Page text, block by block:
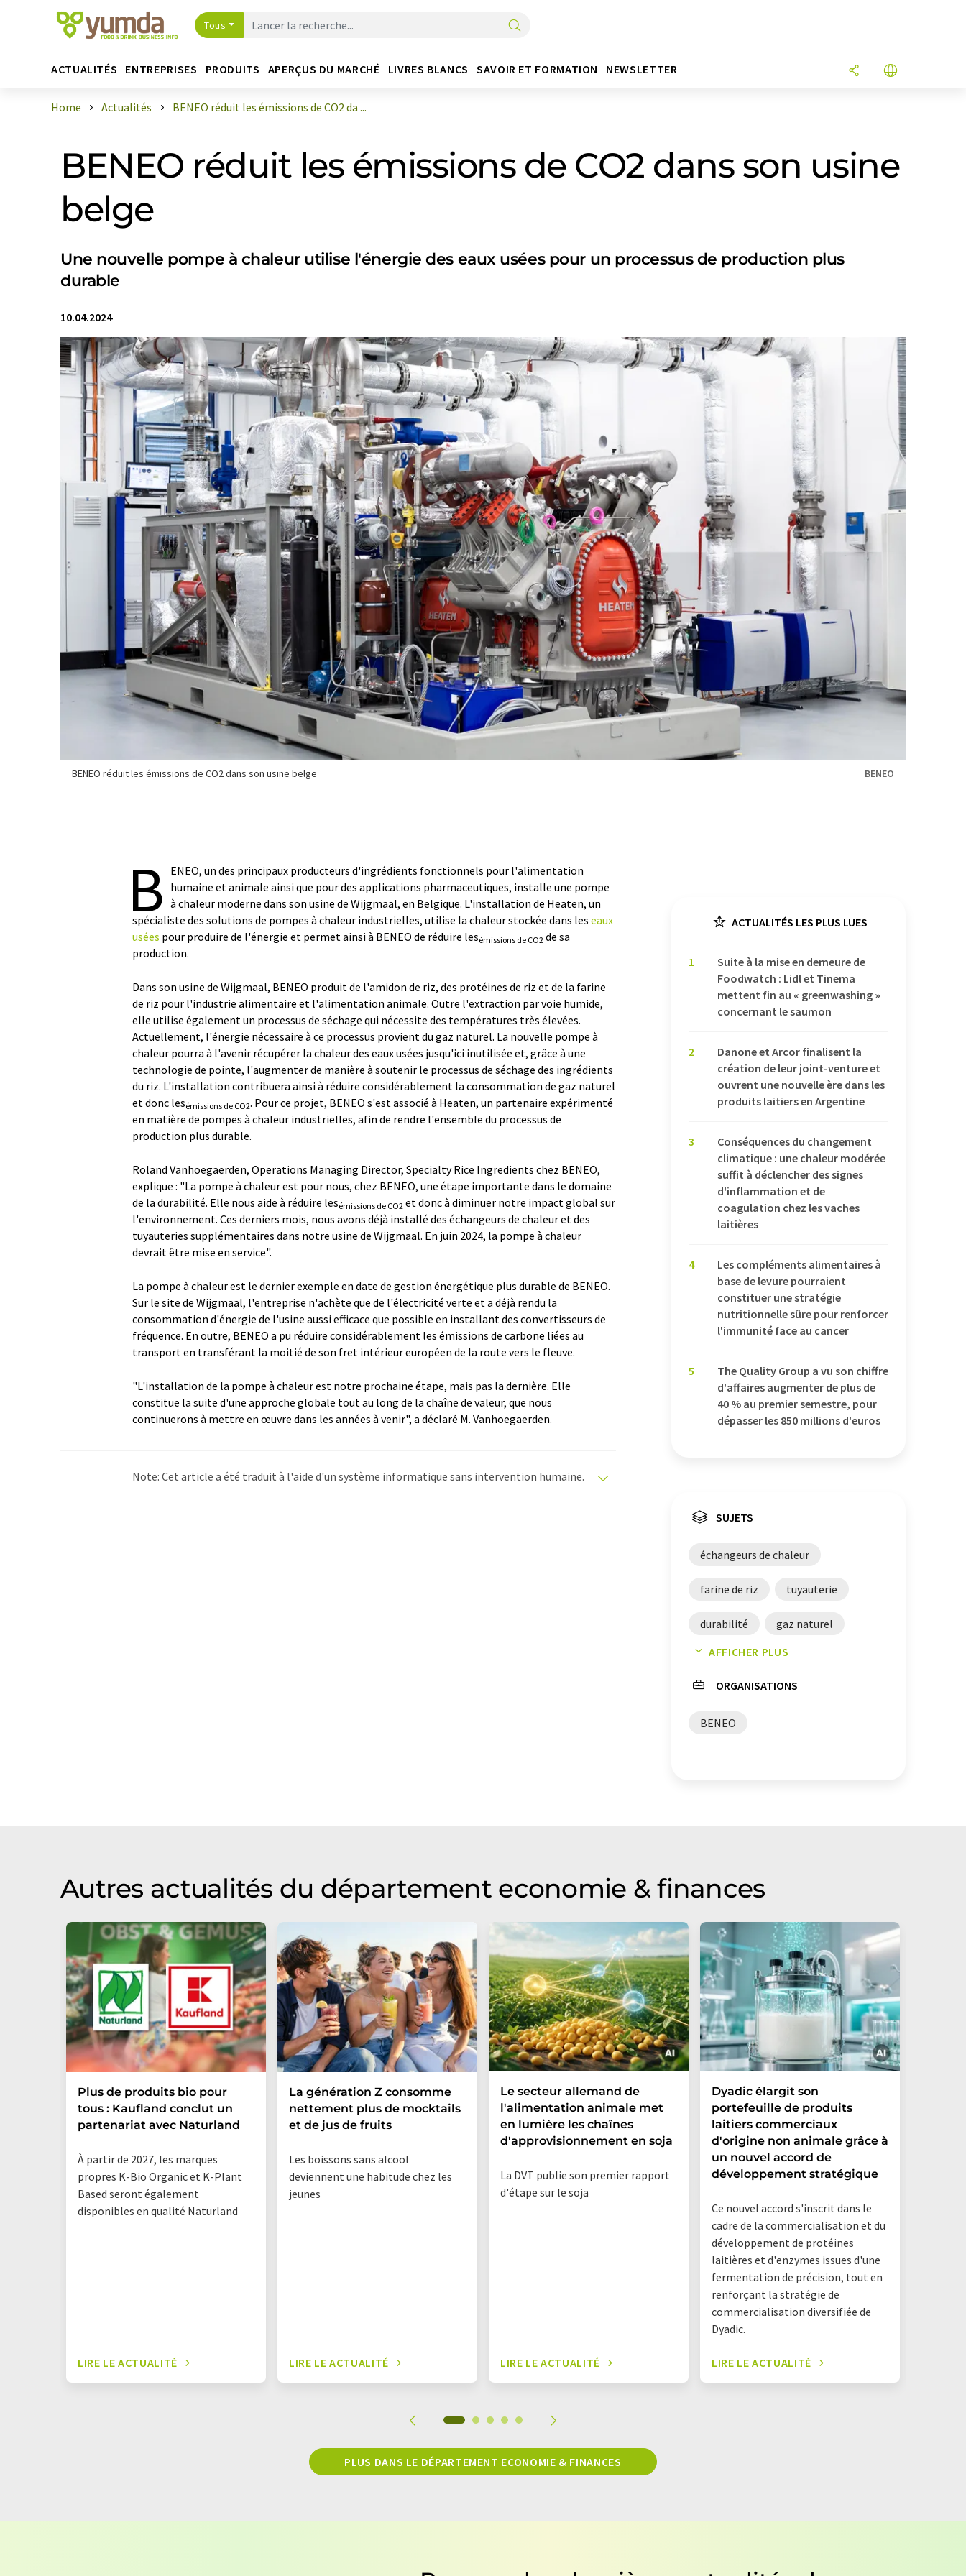
Tous
ACTUALITÉS ENTREPRISES PRODUITS APERÇUS DU MARCHÉ LIVRES BLANCS SAVOIR ET FORMATION NEWSLETTER
Home Actualités BENEO réduit les émissions de CO2 da ...
BENEO réduit les émissions de CO2 dans son usine
belge
Une nouvelle pompe à chaleur utilise l'énergie des eaux usées pour un processus de production plus
durable
10.04.2024
BENEO réduit les émissions de CO2 dans son usine belge BENEO
B ENEO, un des principaux producteurs d'ingrédients fonctionnels pour l'alimentation
humaine et animale ainsi que pour des applications pharmaceutiques, installe une pompe
à chaleur moderne dans son usine de Wijgmaal, en Belgique. L'installation de Heaten, un
spécialiste des solutions de pompes à chaleur industrielles, utilise la chaleur stockée dans les eaux
usées pour produire de l'énergie et permet ainsi à BENEO de réduire lesémissions de CO2 de sa
production.
Dans son usine de Wijgmaal, BENEO produit de l'amidon de riz, des protéines de riz et de la farine
de riz pour l'industrie alimentaire et l'alimentation animale. Outre l'extraction par voie humide,
elle utilise également un processus de séchage qui nécessite des températures très élevées.
Actuellement, l'énergie nécessaire à ce processus provient du gaz naturel. La nouvelle pompe à
chaleur pourra à l'avenir récupérer la chaleur des eaux usées jusqu'ici inutilisée et, grâce à une
technologie de pointe, l'augmenter de manière à soutenir le processus de séchage des ingrédients
du riz. L'installation contribuera ainsi à réduire considérablement la consommation de gaz naturel
et donc lesémissions de CO2. Pour ce projet, BENEO s'est associé à Heaten, un partenaire expérimenté
en matière de pompes à chaleur industrielles, afin de rendre l'ensemble du processus de
production plus durable.
Roland Vanhoegaerden, Operations Managing Director, Specialty Rice Ingredients chez BENEO,
explique : "La pompe à chaleur est pour nous, chez BENEO, une étape importante dans le domaine
de la durabilité. Elle nous aide à réduire lesémissions de CO2 et donc à diminuer notre impact global sur
l'environnement. Ces derniers mois, nous avons déjà installé des échangeurs de chaleur et des
tuyauteries supplémentaires dans notre usine de Wijgmaal. En juin 2024, la pompe à chaleur
devrait être mise en service".
La pompe à chaleur est le dernier exemple en date de gestion énergétique plus durable de BENEO.
Sur le site de Wijgmaal, l'entreprise n'achète que de l'électricité verte et a déjà rendu la
consommation d'énergie de l'usine aussi efficace que possible en installant des convertisseurs de
fréquence. En outre, BENEO a pu réduire considérablement les émissions de carbone liées au
transport en transférant la moitié de son fret intérieur européen de la route vers le fleuve.
"L'installation de la pompe à chaleur est notre prochaine étape, mais pas la dernière. Elle
constitue la suite d'une approche globale tout au long de la chaîne de valeur, que nous
continuerons à mettre en œuvre dans les années à venir", a déclaré M. Vanhoegaerden.
Note: Cet article a été traduit à l'aide d'un système informatique sans intervention humaine.
ACTUALITÉS LES PLUS LUES
1
Suite à la mise en demeure de
Foodwatch : Lidl et Tinema
mettent fin au « greenwashing »
concernant le saumon
2
Danone et Arcor finalisent la
création de leur joint-venture et
ouvrent une nouvelle ère dans les
produits laitiers en Argentine
3
Conséquences du changement
climatique : une chaleur modérée
suffit à déclencher des signes
d'inflammation et de
coagulation chez les vaches
laitières
4
Les compléments alimentaires à
base de levure pourraient
constituer une stratégie
nutritionnelle sûre pour renforcer
l'immunité face au cancer
5
The Quality Group a vu son chiffre
d'affaires augmenter de plus de
40 % au premier semestre, pour
dépasser les 850 millions d'euros
SUJETS
échangeurs de chaleur
farine de riz tuyauterie
durabilité gaz naturel
gestion de l'énergie
eaux usées
AFFICHER PLUS
ORGANISATIONS
BENEO
Autres actualités du département economie & finances
Plus de produits bio pour
tous : Kaufland conclut un
partenariat avec Naturland
À partir de 2027, les marques
propres K-Bio Organic et K-Plant
Based seront également
disponibles en qualité Naturland
LIRE LE ACTUALITÉ
La génération Z consomme
nettement plus de mocktails
et de jus de fruits
Les boissons sans alcool
deviennent une habitude chez les
jeunes
LIRE LE ACTUALITÉ
Le secteur allemand de
l'alimentation animale met
en lumière les chaînes
d'approvisionnement en soja
La DVT publie son premier rapport
d'étape sur le soja
LIRE LE ACTUALITÉ
Dyadic élargit son
portefeuille de produits
laitiers commerciaux
d'origine non animale grâce à
un nouvel accord de
développement stratégique
Ce nouvel accord s'inscrit dans le
cadre de la commercialisation et du
développement de protéines
laitières et d'enzymes issues d'une
fermentation de précision, tout en
renforçant la stratégie de
commercialisation diversifiée de
Dyadic.
LIRE LE ACTUALITÉ
PLUS DANS LE DÉPARTEMENT ECONOMIE & FINANCES